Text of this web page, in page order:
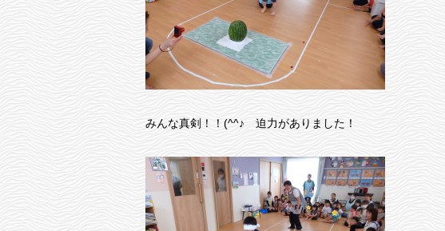
みんな真剣！！(^^♪ 迫力がありました！